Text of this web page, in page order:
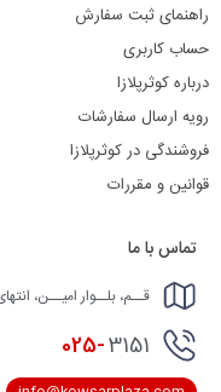
راهنمای ثبت سفارش
حساب کاربری
درباره کوثرپلازا
رویه ارسال سفارشات
فروشندگی در کوثرپلازا
قوانین و مقررات
تماس با ما
قــم، بلــوار امیــن،
025-3151